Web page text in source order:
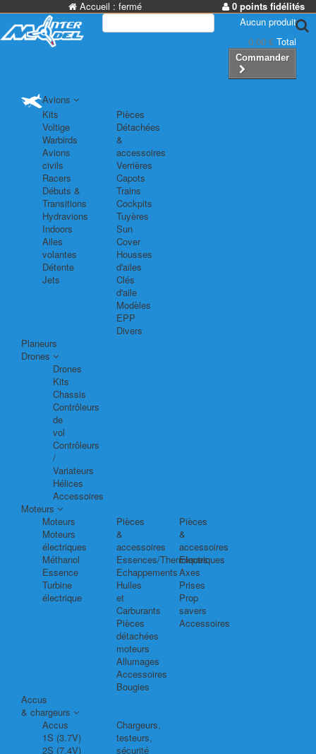
Accueil : fermé
0 points fidélités
Aucun produit
0,00 € Total
Commander
Avions
Kits
Voltige
Warbirds
Avions
civils
Racers
Débuts &
Transitions
Hydravions
Indoors
Ailes
volantes
Détente
Jets
Pièces
Détachées
&
accessoires
Verrières
Capots
Trains
Cockpits
Tuyères
Sun
Cover
Housses
d'ailes
Clés
d'aile
Modèles
EPP
Divers
Planeurs
Drones
Drones
Kits
Chassis
Contrôleurs
de
vol
Contrôleurs
/
Variateurs
Hélices
Accessoires
Moteurs
Moteurs
Moteurs
électriques
Méthanol
Essence
Turbine
électrique
Pièces
&
accessoires
Essences/Thermiques
Echappements
Huiles
et
Carburants
Pièces
détachées
moteurs
Allumages
Accessoires
Bougies
Pièces
&
accessoires
Electriques
Axes
Prises
Prop
savers
Accessoires
Accus
& chargeurs
Accus
1S (3.7V)
2S (7.4V)
Chargeurs,
testeurs,
sécurité